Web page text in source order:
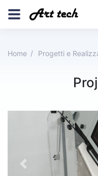
Home Progetti e
Previous